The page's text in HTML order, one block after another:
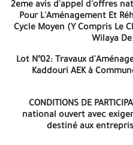
MINISTÈRE DE L'HABITAT
AMENAGEMENT DU
2eme AVIS D'APPEL
Le directeur des
sur délégation de
d'appel d'offres
2eme avis d'appel d'offres
Pour L'Aménagement Et
Cycle Moyen (Y Compris Le
Wilaya
Lot N°02: Travaux
Kaddouri AEK à
CONDITIONS DE
national ouvert avec
destiné aux